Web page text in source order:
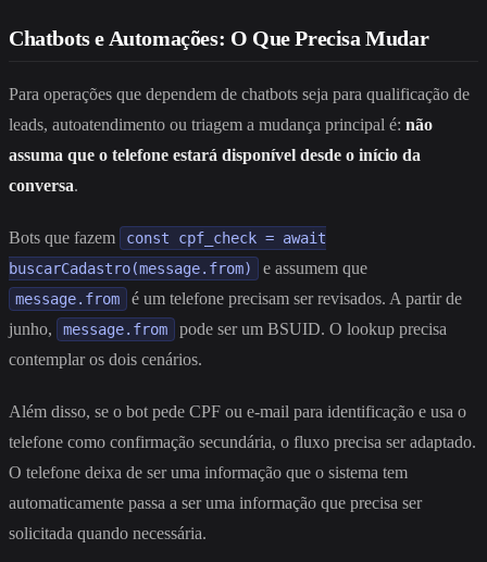
Chatbots e Automações: O Que Precisa Mudar
Para operações que dependem de chatbots seja para qualificação de
leads, autoatendimento ou triagem a mudança principal é: não
assuma que o telefone estará disponível desde o início da
conversa.
Bots que fazem
const cpf_check = await
buscarCadastro(message.from)
e assumem que
message.from
é um telefone precisam ser revisados. A partir de
junho,
message.from
pode ser um BSUID. O lookup precisa
contemplar os dois cenários.
Além disso, se o bot pede CPF ou e-mail para identificação e usa o
telefone como confirmação secundária, o fluxo precisa ser adaptado.
O telefone deixa de ser uma informação que o sistema tem
automaticamente passa a ser uma informação que precisa ser
solicitada quando necessária.